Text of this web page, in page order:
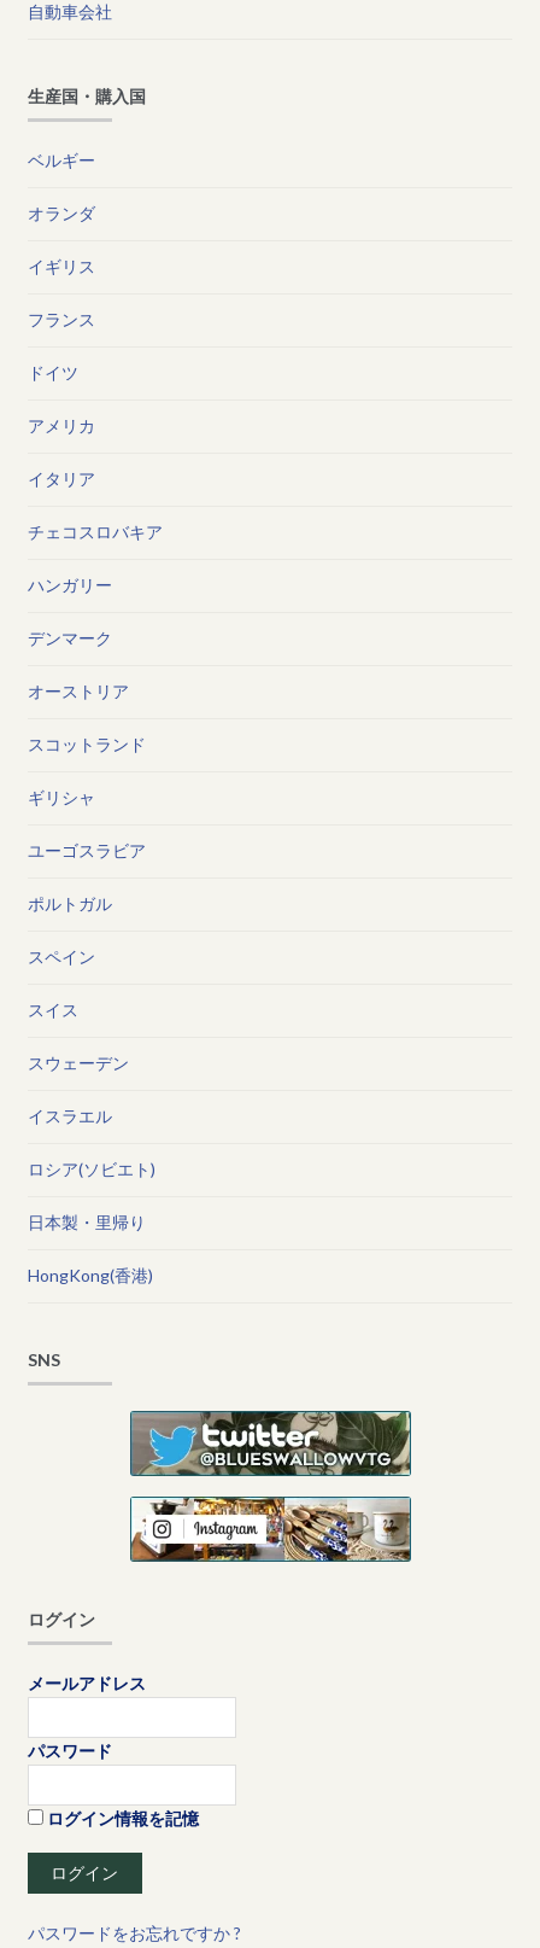
自動車会社
生産国・購入国
ベルギー
オランダ
イギリス
フランス
ドイツ
アメリカ
イタリア
チェコスロバキア
ハンガリー
デンマーク
オーストリア
スコットランド
ギリシャ
ユーゴスラビア
ポルトガル
スペイン
スイス
スウェーデン
イスラエル
ロシア(ソビエト)
日本製・里帰り
HongKong(香港)
SNS
ログイン
メールアドレス
パスワード
ログイン情報を記憶
パスワードをお忘れですか ?